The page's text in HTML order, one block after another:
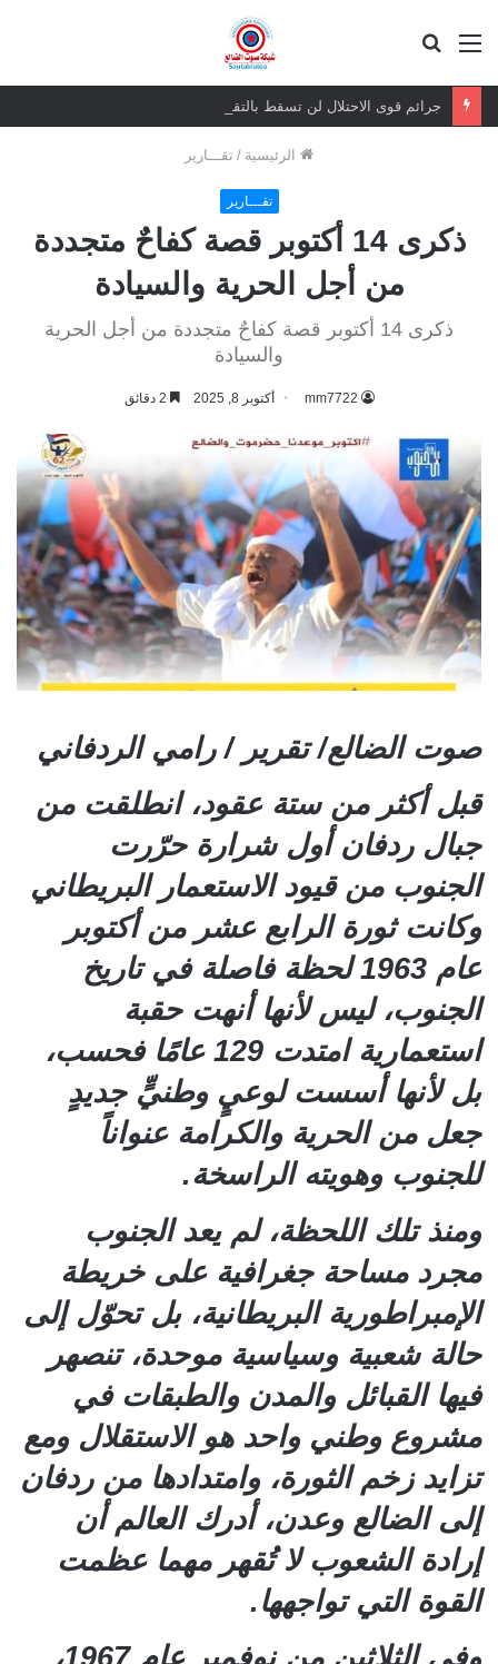
القائمة
الرئيسية / تقـــارير
تقـــارير
ذكرى 14 أكتوبر قصة كفاحٌ متجددة
من أجل الحرية والسيادة
ذكرى 14 أكتوبر قصة كفاحٌ متجددة من أجل الحرية
والسيادة
mm7722 أكتوبر 8, 2025
صوت الضالع/ تقرير / رامي الردفاني
قبل أكثر من ستة عقود، انطلقت من
جبال ردفان أول شرارة حرّرت
الجنوب من قيود الاستعمار البريطاني
وكانت ثورة الرابع عشر من أكتوبر
عام 1963 لحظة فاصلة في تاريخ
الجنوب، ليس لأنها أنهت حقبة
استعمارية امتدت 129 عامًا فحسب،
بل لأنها أسست لوعيٍ وطنيٍّ جديدٍ
جعل من الحرية والكرامة عنواناً
للجنوب وهويته الراسخة.
ومنذ تلك اللحظة، لم يعد الجنوب
مجرد مساحة جغرافية على خريطة
الإمبراطورية البريطانية، بل تحوّل إلى
حالة شعبية وسياسية موحدة، تنصهر
فيها القبائل والمدن والطبقات في
مشروع وطني واحد هو الاستقلال ومع
تزايد زخم الثورة، وامتدادها من ردفان
إلى الضالع وعدن، أدرك العالم أن
إرادة الشعوب لا تُقهر مهما عظمت
القوة التي تواجهها.